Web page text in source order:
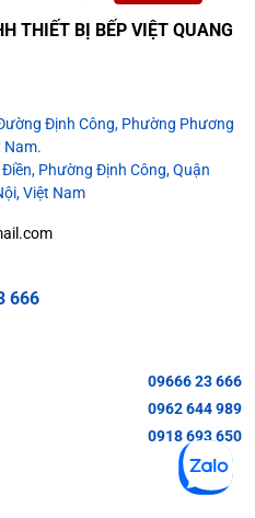
THIẾT BỊ BẾP VIỆT QUANG
Định Công, Phường Phương
Nam.
Phường Định Công, Quận
Việt Nam
666
09666 23 666
0962 644 989
0918 693 650